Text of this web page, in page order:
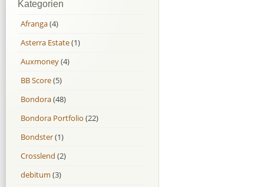
Kategorien
Afranga(4)
Asterra Estate(1)
Auxmoney(4)
BB Score(5)
Bondora(48)
Bondora Portfolio (22)
Bondster(1)
Crosslend (2)
debitum (3)